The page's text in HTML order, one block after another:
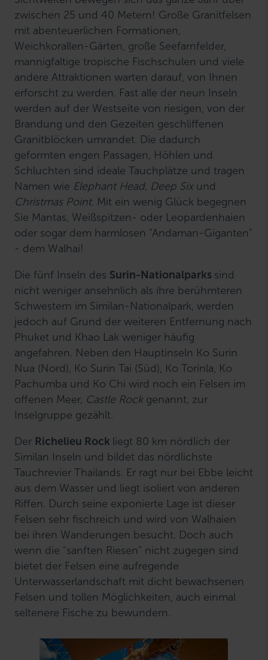
zwischen 25 und 40 Metern! Große Granitfelsen
mit abenteuerlichen Formationen,
Weichkorallen-Gärten, große Seefarnfelder,
mannigfaltige tropische Fischschulen und viele
andere Attraktionen warten darauf, von Ihnen
erforscht zu werden. Fast alle der neun Inseln
werden auf der Westseite von riesigen, von der
Brandung und den Gezeiten geschliffenen
Granitblöcken umrandet. Die dadurch
geformten engen Passagen, Höhlen und
Schluchten sind ideale Tauchplätze und tragen
Namen wie Elephant Head, Deep Six und
Christmas Point. Mit ein wenig Glück begegnen
Sie Mantas, Weißspitzen- oder Leopardenhaien
oder sogar dem harmlosen "Andaman-Giganten"
- dem Walhai!
Die fünf Inseln des Surin-Nationalparks sind
nicht weniger ansehnlich als ihre berühmteren
Schwestern im Similan-Nationalpark, werden
jedoch auf Grund der weiteren Entfernung nach
Phuket und Khao Lak weniger häufig
angefahren. Neben den Hauptinseln Ko Surin
Nua (Nord), Ko Surin Tai (Süd), Ko Torinla, Ko
Pachumba und Ko Chi wird noch ein Felsen im
offenen Meer, Castle Rock genannt, zur
Inselgruppe gezählt.
Der Richelieu Rock liegt 80 km nördlich der
Similan Inseln und bildet das nördlichste
Tauchrevier Thailands. Er ragt nur bei Ebbe leicht
aus dem Wasser und liegt isoliert von anderen
Riffen. Durch seine exponierte Lage ist dieser
Felsen sehr fischreich und wird von Walhaien
bei ihren Wanderungen besucht. Doch auch
wenn die "sanften Riesen" nicht zugegen sind
bietet der Felsen eine aufregende
Unterwasserlandschaft mit dicht bewachsenen
Felsen und tollen Möglichkeiten, auch einmal
seltenere Fische zu bewundern.